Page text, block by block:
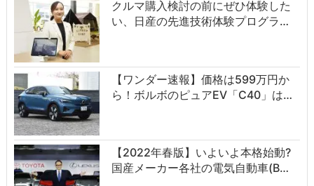
クルマ購入検討の前にぜひ体験した
い、日産の先進技術体験プログラ…
【ワンダー速報】価格は599万円か
ら！ボルボのピュアEV「C40」は…
【2022年春版】いよいよ本格始動?
国産メーカー各社の電気自動車(B…